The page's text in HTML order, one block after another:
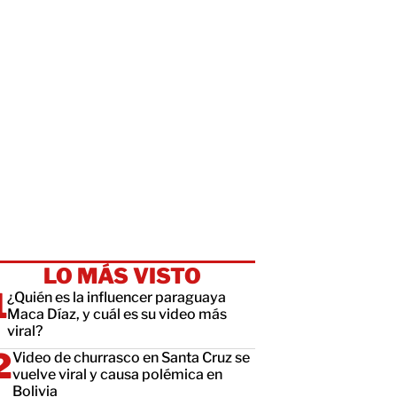
LO MÁS VISTO
¿Quién es la influencer paraguaya
Maca Díaz, y cuál es su video más
viral?
Video de churrasco en Santa Cruz se
vuelve viral y causa polémica en
Bolivia